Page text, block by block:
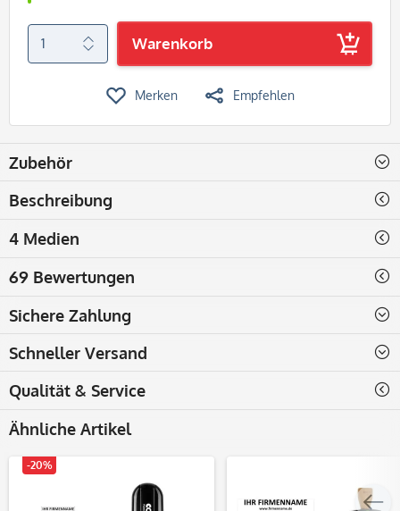
Warenkorb
Merken Empfehlen
Zubehör
Beschreibung
4 Medien
69 Bewertungen
Sichere Zahlung
Schneller Versand
Qualität & Service
Ähnliche Artikel
-20%